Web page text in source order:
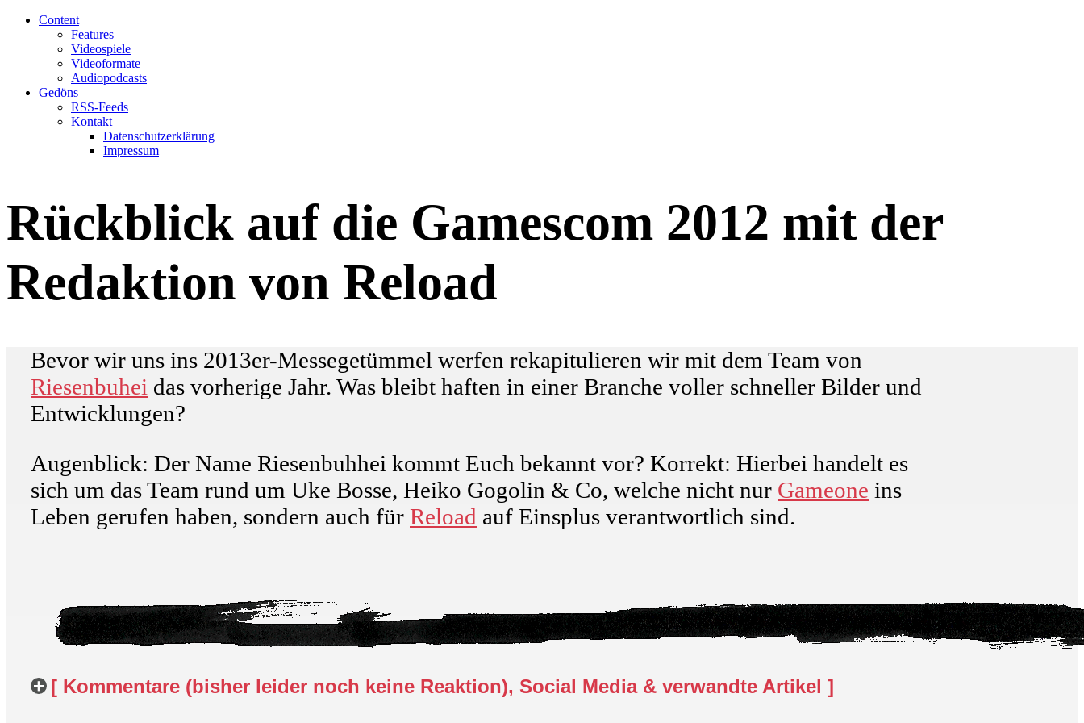
Content
Features
Videospiele
Videoformate
Audiopodcasts
Gedöns
RSS-Feeds
Kontakt
Datenschutzerklärung
Impressum
Rückblick auf die Gamescom 2012 mit der
Redaktion von Reload
Bevor wir uns ins 2013er-Messegetümmel werfen rekapitulieren wir mit dem Team von
Riesenbuhei das vorherige Jahr. Was bleibt haften in einer Branche voller schneller Bilder und
Entwicklungen?
Augenblick: Der Name Riesenbuhhei kommt Euch bekannt vor? Korrekt: Hierbei handelt es
sich um das Team rund um Uke Bosse, Heiko Gogolin & Co, welche nicht nur Gameone ins
Leben gerufen haben, sondern auch für Reload auf Einsplus verantwortlich sind.
[ Kommentare (bisher leider noch keine Reaktion), Social Media & verwandte Artikel ]